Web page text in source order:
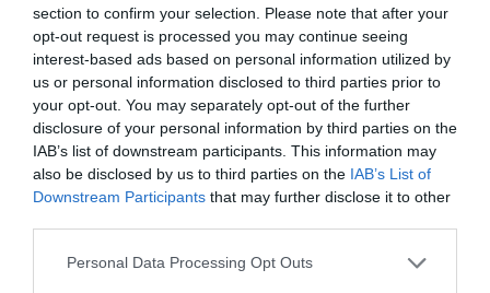
section to confirm your selection. Please note that after your
opt-out request is processed you may continue seeing
interest-based ads based on personal information utilized by
us or personal information disclosed to third parties prior to
your opt-out. You may separately opt-out of the further
disclosure of your personal information by third parties on the
IAB’s list of downstream participants. This information may
also be disclosed by us to third parties on the IAB’s List of
Downstream Participants that may further disclose it to other
Personal Data Processing Opt Outs